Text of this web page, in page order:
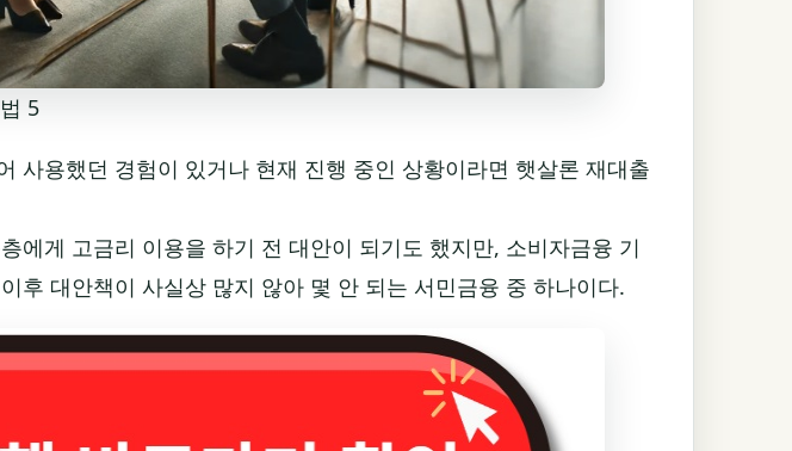
5
사용했던 경험이 있거나 현재 진행 중인 상황이라면 햇살론 재대출
에게 고금리 이용을 하기 전 대안이 되기도 했지만, 소비자금융 기
후 대안책이 사실상 많지 않아 몇 안 되는 서민금융 중 하나이다.